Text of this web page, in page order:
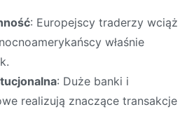
: Europejscy traderzy wciąż
właśnie
: Duże banki i
realizują znaczące transakcje